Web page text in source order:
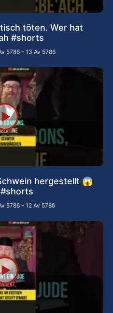
töten. Wer hat
#shorts
5786 – 13 Av 5786
hergestellt 😱
5786 – 12 Av 5786